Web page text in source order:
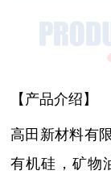
【产品介绍】
高田新材料有
有机硅，矿物